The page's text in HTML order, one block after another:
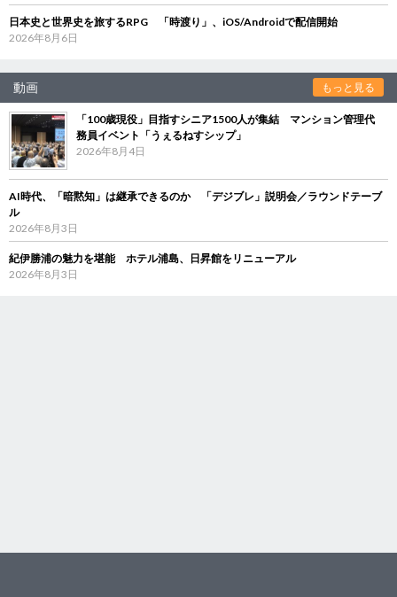
日本史と世界史を旅するRPG 「時渡り」、iOS/Androidで配信開始
2026年8月6日
動画 もっと見る
「100歳現役」目指すシニア1500人が集結 マンション管理代
務員イベント「うぇるねすシップ」
2026年8月4日
AI時代、「暗黙知」は継承できるのか 「デジブレ」説明会／ラウンドテーブ
ル
2026年8月3日
紀伊勝浦の魅力を堪能 ホテル浦島、日昇館をリニューアル
2026年8月3日